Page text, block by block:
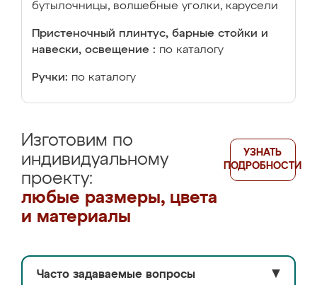
бутылочницы, волшебные уголки, карусели
Пристеночный плинтус, барные стойки и
навески, освещение : по каталогу
Ручки: по каталогу
Изготовим по
индивидуальному
проекту:
любые размеры, цвета
и материалы
УЗНАТЬ
ПОДРОБНОСТИ
Часто задаваемые вопросы ▼